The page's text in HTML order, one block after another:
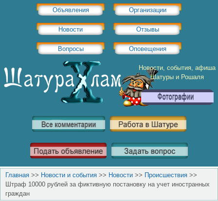
Объявления Организации
Новости Отзывы
Вопросы Оповещения
Новости, события, афиша
Шатуры и Рошаля
Главная >> Новости и события >> Новости >> Происшествия >>
Штраф 10000 рублей за фиктивную постановку на учет иностранных
граждан